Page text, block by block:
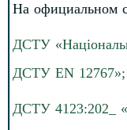
На официальном
ДСТУ
ДСТУ EN 12767»;
ДСТУ 4123:202_